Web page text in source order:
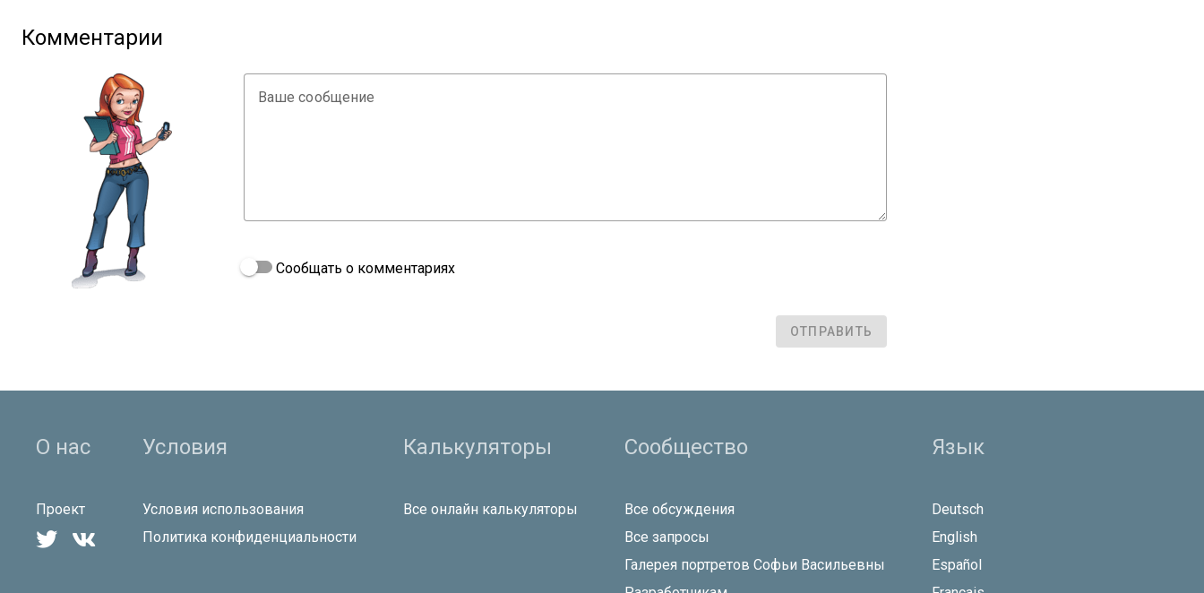
Комментарии
Ваше сообщение
Сообщать о комментариях
ОТПРАВИТЬ
О нас
Проект
 
Условия
Условия использования
Политика конфиденциальности
Калькуляторы
Все онлайн калькуляторы
Сообщество
Все обсуждения
Все запросы
Галерея портретов Софьи Васильевны
Язык
Deutsch
English
Español